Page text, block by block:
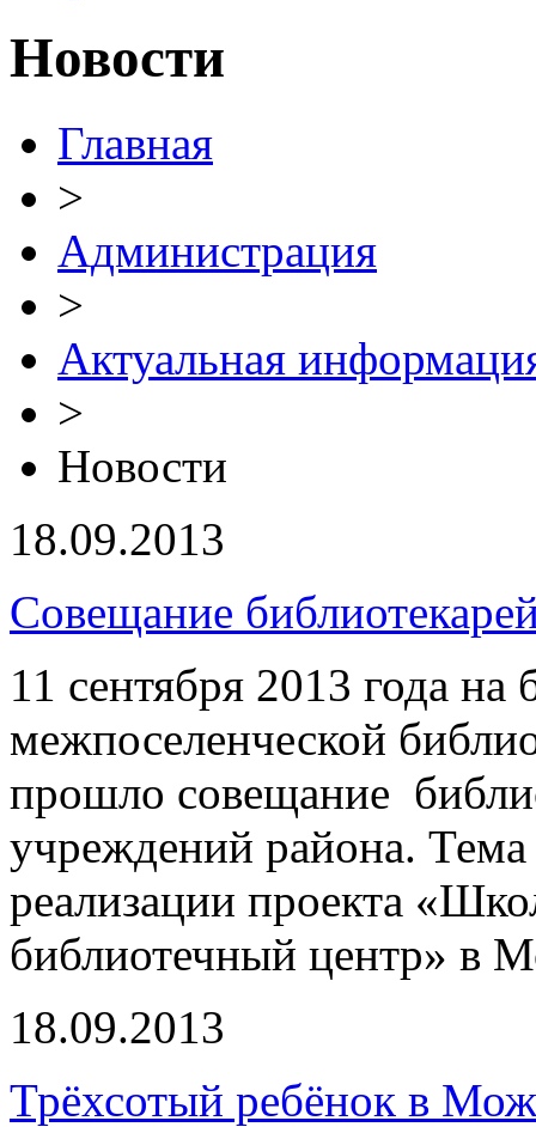
Новости
Главная
>
Администрация
>
Актуальная
>
Новости
18.09.2013
Совещание
11 сентября 2013 года на
межпоселенческой
прошло совещание
учреждений района.
реализации проекта
библиотечный центр» в
18.09.2013
Трёхсотый ребёнок в